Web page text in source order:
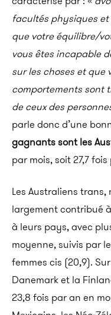
facultés physiques
que votre équilibre/
vous êtes incapable
sur les choses et que
comportements sont
de ceux des
parle donc d’une
gagnants sont les
par mois, soit 27,7
Les Australiens trans,
largement contribué
à leurs pays, avec
moyenne, suivis par
femmes cis (20,9).
Danemark et la
23,8 fois par an en